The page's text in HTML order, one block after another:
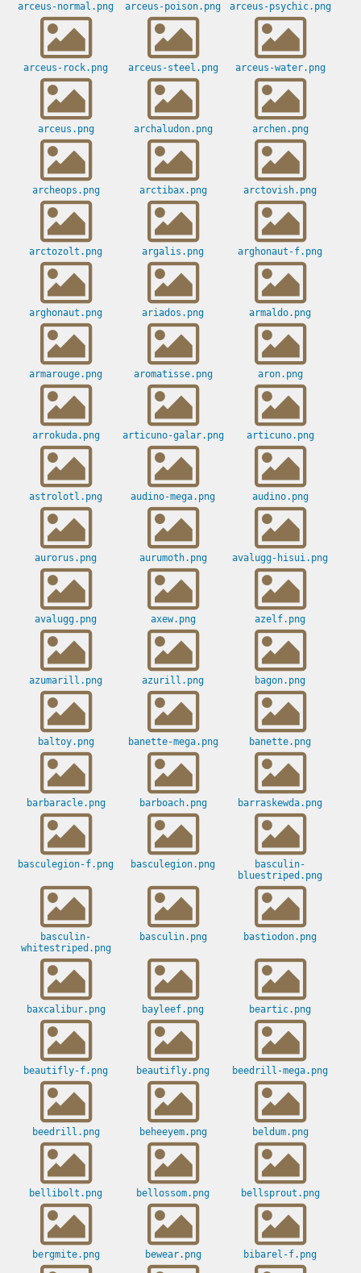
arceus-normal.png arceus-poison.png arceus-psychic.png
arceus-rock.png arceus-steel.png arceus-water.png
arceus.png archaludon.png archen.png
archeops.png arctibax.png arctovish.png
arctozolt.png argalis.png arghonaut-f.png
arghonaut.png ariados.png armaldo.png
armarouge.png aromatisse.png aron.png
arrokuda.png articuno-galar.png articuno.png
astrolotl.png audino-mega.png audino.png
aurorus.png aurumoth.png avalugg-hisui.png
avalugg.png axew.png azelf.png
azumarill.png azurill.png bagon.png
baltoy.png banette-mega.png banette.png
barbaracle.png barboach.png barraskewda.png
basculegion-f.png basculegion.png
basculin-
bluestriped.png
basculin-
whitestriped.png
basculin.png bastiodon.png
baxcalibur.png bayleef.png beartic.png
beautifly-f.png beautifly.png beedrill-mega.png
beedrill.png beheeyem.png beldum.png
bellibolt.png bellossom.png bellsprout.png
bergmite.png bewear.png bibarel-f.png